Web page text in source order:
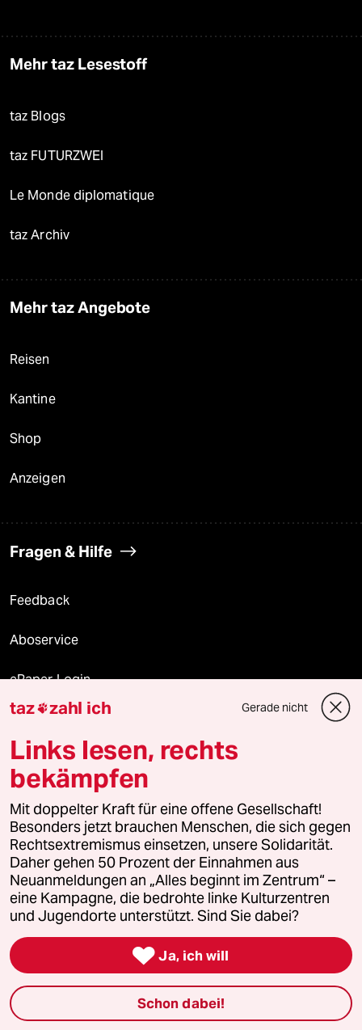
Mehr taz Lesestoff
taz Blogs
taz FUTURZWEI
Le Monde diplomatique
taz Archiv
Mehr taz Angebote
Reisen
Kantine
Shop
Anzeigen
Fragen & Hilfe
Feedback
Aboservice
ePaper Login
Downloads für Abonnierende
© 2026 taz Verlags und Vertriebs GmbH
Alle Rechte vorbehalten. Bei rechtlichen Fragen oder für Genehmigungen
wenden Sie sich bitte an
lizenzen@taz.de
Feedback Redaktionsstatut Kommune-Richtlinien
Leitlinie Informant Datenschutz Impressum AGB
Seitenwende Einwilligungen widerrufen (Ads)
taz zahl ich Gerade nicht
Links lesen, rechts
bekämpfen
Mit doppelter Kraft für eine offene Gesellschaft!
Besonders jetzt brauchen Menschen, die sich gegen
Rechtsextremismus einsetzen, unsere Solidarität.
Daher gehen 50 Prozent der Einnahmen aus
Neuanmeldungen an „Alles beginnt im Zentrum“ –
eine Kampagne, die bedrohte linke Kulturzentren
und Jugendorte unterstützt. Sind Sie dabei?
 Ja, ich will
Schon dabei!